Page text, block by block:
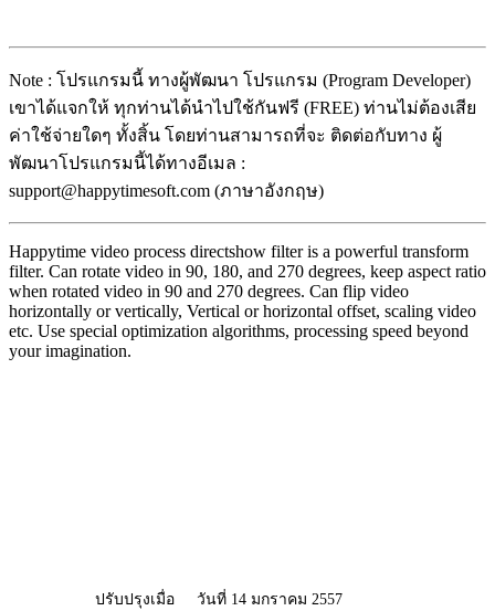
Note : โปรแกรมนี้ ทางผู้พัฒนา โปรแกรม (Program Developer)
เขาได้แจกให้ ทุกท่านได้นำไปใช้กันฟรี (FREE) ท่านไม่ต้องเสีย
ค่าใช้จ่ายใดๆ ทั้งสิ้น โดยท่านสามารถที่จะ ติดต่อกับทาง ผู้
พัฒนาโปรแกรมนี้ได้ทางอีเมล :
support@happytimesoft.com (ภาษาอังกฤษ)
Happytime video process directshow filter is a powerful transform
filter. Can rotate video in 90, 180, and 270 degrees, keep aspect ratio
when rotated video in 90 and 270 degrees. Can flip video
horizontally or vertically, Vertical or horizontal offset, scaling video
etc. Use special optimization algorithms, processing speed beyond
your imagination.
ปรับปรุงเมื่อ วันที่ 14 มกราคม 2557